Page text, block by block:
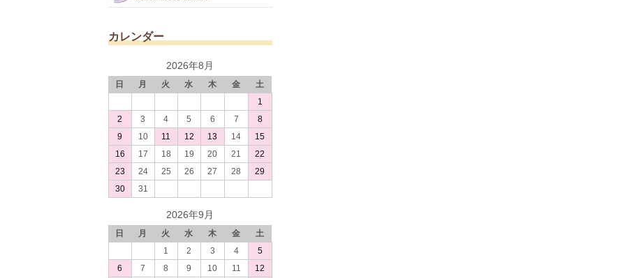
カレンダー
2026年8月
日 月 火 水 木 金
土
1
2
3 4 5 6 7
8
9
10 11 12 13 14
15
16
17 18 19 20 21
22
23
24 25 26 27 28
29
30
31
2026年9月
日 月 火 水 木 金
土
1
2 3 4
5
6
7 8 9 10 11
12